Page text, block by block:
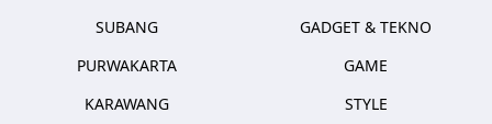
SUBANG
PURWAKARTA
KARAWANG
GADGET & TEKNO
GAME
STYLE